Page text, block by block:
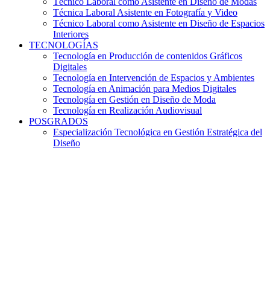
Técnica Laboral Asistente en Fotografía y Video
Técnico Laboral como Asistente en Diseño de Espacios
Interiores
TECNOLOGÍAS
Tecnología en Producción de contenidos Gráficos
Digitales
Tecnología en Intervención de Espacios y Ambientes
Tecnología en Animación para Medios Digitales
Tecnología en Gestión en Diseño de Moda
Tecnología en Realización Audiovisual
POSGRADOS
Especialización Tecnológica en Gestión Estratégica del
Diseño